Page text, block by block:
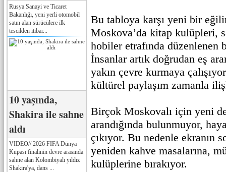
Rusya Sanayi ve Ticaret
Bakanlığı, yeni yerli otomobil
satın alan sürücülere ilk
tescilden itibar...
10 yaşında,
Shakira ile sahne
aldı
VIDEO// 2026 FIFA Dünya
Kupası finalinin devre arasında
sahne alan Kolombiyalı yıldız
Shakira'ya, dans ...
Bu tabloya karşı yeni bir
Moskova’da kitap kulüpleri,
hobiler etrafında düzenlenen
İnsanlar artık doğrudan eş
yakın çevre kurmaya
kültürel paylaşım zamanla
Birçok Moskovalı için yeni
arandığında bulunmuyor,
çıkıyor. Bu nedenle ekranın
yeniden kahve masalarına,
kulüplerine bırakıyor.